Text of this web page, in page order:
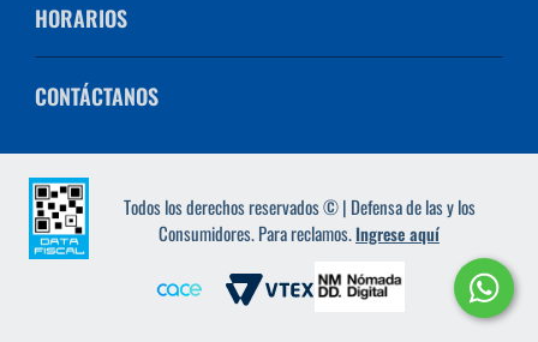
HORARIOS
CONTÁCTANOS
Todos los derechos reservados © | Defensa de las y los
Consumidores. Para reclamos.Ingrese aquí